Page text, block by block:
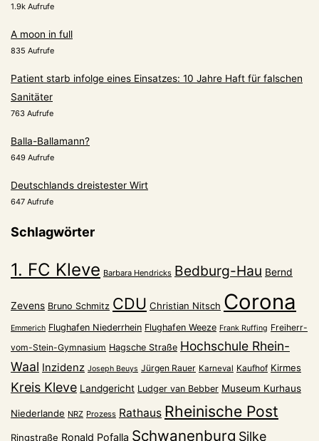
1.9k Aufrufe
A moon in full
835 Aufrufe
Patient starb infolge eines Einsatzes: 10 Jahre Haft für falschen
Sanitäter
763 Aufrufe
Balla-Ballamann?
649 Aufrufe
Deutschlands dreistester Wirt
647 Aufrufe
Schlagwörter
1. FC Kleve Barbara Hendricks Bedburg-Hau Bernd
Zevens Bruno Schmitz CDU Christian Nitsch Corona
Emmerich Flughafen Niederrhein Flughafen Weeze Frank Ruffing Freiherr-
vom-Stein-Gymnasium Hagsche Straße Hochschule Rhein-
Waal Inzidenz Joseph Beuys Jürgen Rauer Karneval Kaufhof Kirmes
Kreis Kleve Landgericht Ludger van Bebber Museum Kurhaus
Niederlande NRZ Prozess Rathaus Rheinische Post
Ringstraße Ronald Pofalla Schwanenburg Silke